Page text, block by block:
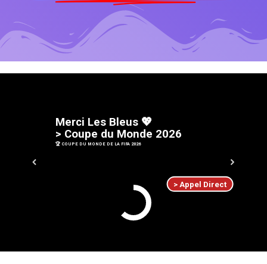
> Appel Direct
Merci Les B eus 💖
> Coupe du Monde 2026
🏆 COUPE DU MONDE DE LA FIFA 2026